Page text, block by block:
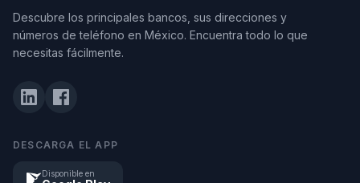
Descubre los principales bancos, sus direcciones y
números de teléfono en México. Encuentra todo lo que
necesitas fácilmente.
DESCARGA EL APP
Disponible en